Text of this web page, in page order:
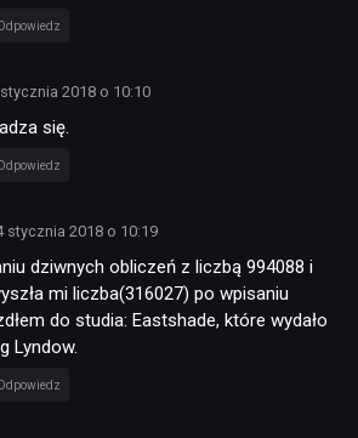
GRALIŚMY
SKLEP
2018 o 10:10
się.
stycznia 2018 o 10:19
dziwnych obliczeń z liczbą 994088 i
mi liczba(316027) po wpisaniu
do studia: Eastshade, które wydało
Lyndow.